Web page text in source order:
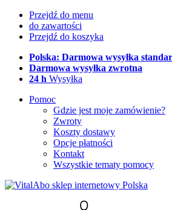
Przejdź do menu
do zawartości
Przejdź do koszyka
Polska: Darmowa wysyłka
Darmowa wysyłka zwrotna
24 h Wysyłka
Pomoc
Gdzie jest moje zamówienie?
Zwroty
Koszty dostawy
Opcje płatności
Kontakt
Wszystkie tematy pomocy